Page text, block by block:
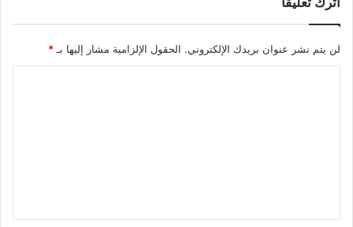
لن يتم نشر عنوان بريدك الإلكتروني. الحقول الإلزامية مشار إليها بـ*
ق